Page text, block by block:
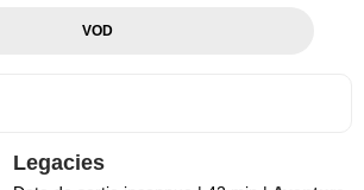
VOD
Legacies